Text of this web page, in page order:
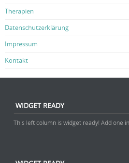
Therapien
Datenschutzerklärung
Impressum
Kontakt
WIDGET READY
This left column is widget ready! Add one